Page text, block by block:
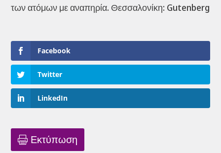
των ατόμων με αναπηρία. Θεσσαλονίκη: Gutenberg
Facebook
Twitter
LinkedIn
Εκτύπωση